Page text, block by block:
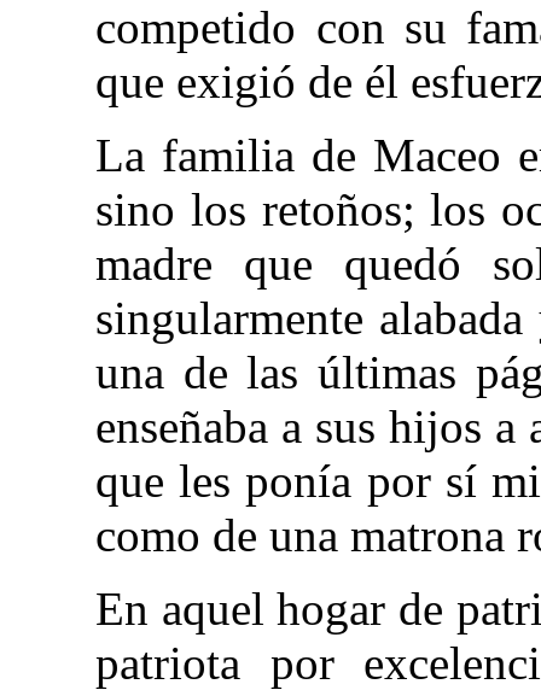
competido con su
que exigió de él
La familia de Maceo
sino los retoños; los
madre que quedó
singularmente
una de las últimas
enseñaba a sus hijos
que les ponía por sí
como de una matrona
En aquel hogar de
patriota por